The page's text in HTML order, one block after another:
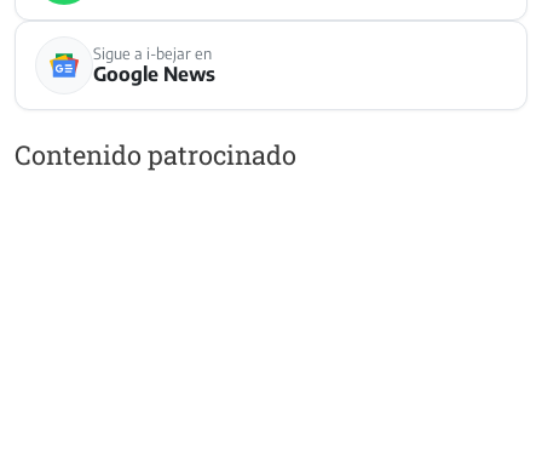
Sigue a i-bejar en
Google News
Contenido patrocinado